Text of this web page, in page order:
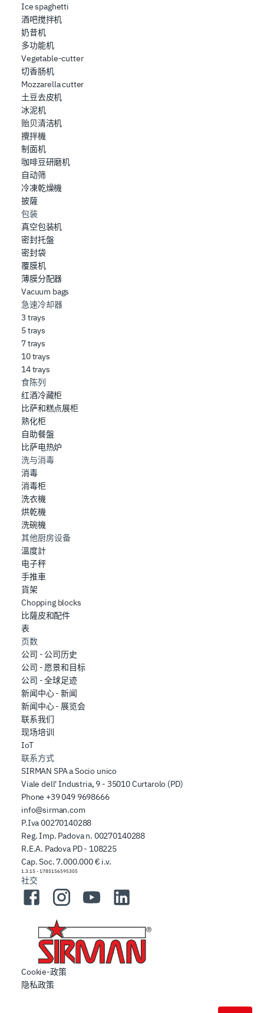
Ice spaghetti
酒吧搅拌机
奶昔机
多功能机
Vegetable-cutter
切香肠机
Mozzarella cutter
土豆去皮机
冰泥机
贻贝清洁机
攪拌機
制面机
咖啡豆研磨机
自动筛
冷凍乾燥機
披薩
包装
真空包装机
密封托盤
密封袋
覆膜机
薄膜分配器
Vacuum bags
急速冷却器
3 trays
5 trays
7 trays
10 trays
14 trays
食陈列
红酒冷藏柜
比萨和糕点展柜
熟化柜
自助餐盤
比萨电热炉
洗与消毒
消毒
消毒柜
洗衣機
烘乾機
洗碗機
其他厨房设备
溫度計
电子秤
手推車
貨架
Chopping blocks
比薩皮和配件
表
页数
公司 - 公司历史
公司 - 愿景和目标
公司 - 全球足迹
新闻中心 - 新闻
新闻中心 - 展览会
联系我们
现场培训
IoT
联系方式
SIRMAN SPA a Socio unico
Viale dell' Industria, 9 - 35010 Curtarolo (PD)
Phone +39 049 9698666
info@sirman.com
P.Iva 00270140288
Reg. Imp. Padova n. 00270140288
R.E.A. Padova PD - 108225
Cap. Soc. 7.000.000 € i.v.
1.3.15 - 1785156595305
社交
FacebookInstagramYouTubeLinkedIn
Cookie-政策
隐私政策